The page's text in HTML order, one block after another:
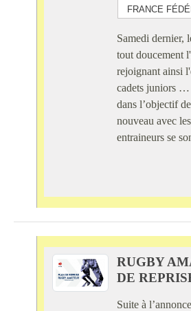
FRANCE
Samedi dernier,
tout doucement
rejoignant ainsi
cadets juniors …
dans l’objectif
nouveau avec
entraineurs se
RUGBY
DE
Suite à